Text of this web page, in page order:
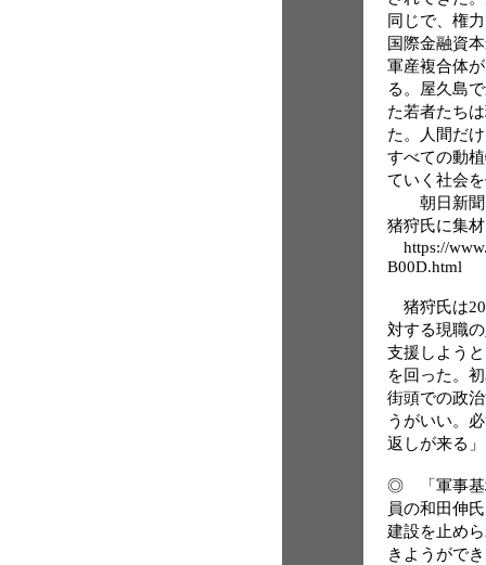
同じで、権
国際金融資
軍産複合体
る。屋久島
た若者たち
た。人間だ
すべての動
ていく社会
朝日新聞
猪狩氏に集
https://
B00D.html
猪狩氏は
対する現職
支援しよう
を回った。
街頭での政
うがいい。
返しが来る
◎ 「軍事基
員の和田伸
建設を止め
きようがで